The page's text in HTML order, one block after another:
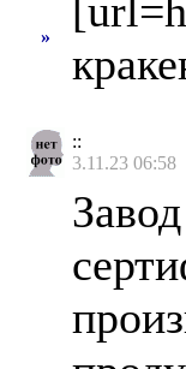
»
::
3.11.23 06:58